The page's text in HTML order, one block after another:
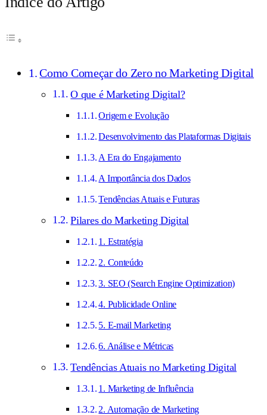
Como Começar do Zero no Marketing Digital
O que é Marketing Digital?
Origem e Evolução
Desenvolvimento das Plataformas Digitais
A Era do Engajamento
A Importância dos Dados
Tendências Atuais e Futuras
Pilares do Marketing Digital
1. Estratégia
2. Conteúdo
3. SEO (Search Engine Optimization)
4. Publicidade Online
5. E-mail Marketing
6. Análise e Métricas
Tendências Atuais no Marketing Digital
1. Marketing de Influência
2. Automação de Marketing